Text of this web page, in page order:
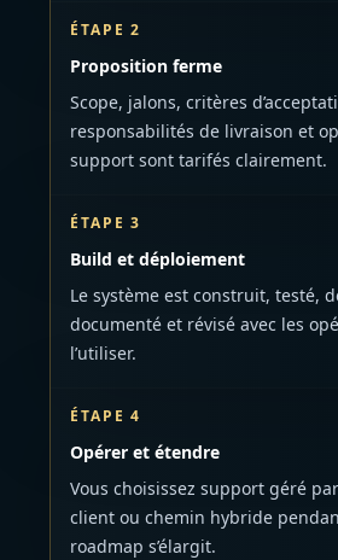
ÉTAPE 2
Proposition ferme
Scope, jalons, critères
responsabilités de livraison et
support sont tarifés clairement.
ÉTAPE 3
Build et déploiement
Le système est construit, testé,
documenté et révisé avec les
l’utiliser.
ÉTAPE 4
Opérer et étendre
Vous choisissez support géré
client ou chemin hybride
roadmap s’élargit.